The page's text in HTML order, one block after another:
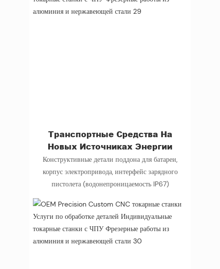
Транспортные Средства На
Новых Источниках Энергии
Конструктивные детали поддона для батареи,
корпус электропривода, интерфейс зарядного
пистолета (водонепроницаемость IP67)